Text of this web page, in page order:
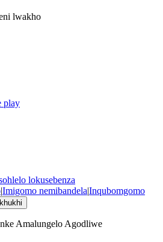
lwakho
play
lokusebenza
|Imigomo nemibandela|Inqubomgomo
Amalungelo Agodliwe